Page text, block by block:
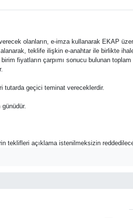
olanların, e-imza kullanarak EKAP
teklife ilişkin e-anahtar ile birlikte
fiyatların çarpımı sonucu bulunan
tutarda geçici teminat vereceklerdir.
teklifleri açıklama istenilmeksizin